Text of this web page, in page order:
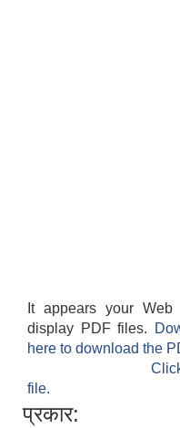
It appears your
display PDF files.
here to download the
file.
प्रकार: